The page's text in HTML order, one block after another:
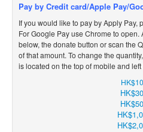
Pay by Credit card/Apple Pay/
If you would like to pay by Apply Pay,
For Google Pay use Chrome to
below, the donate button or scan the
of that amount. To change the
is located on the top of mobile and